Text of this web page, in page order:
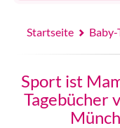
Startseite Baby-
Sport ist
Tagebücher